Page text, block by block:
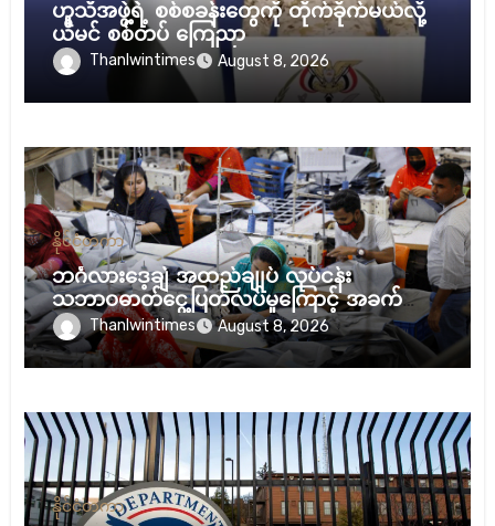
ဟူသီအဖွဲ့ရဲ့ စစ်စခန်းတွေကို တိုက်ခိုက်မယ်လို့
ယီမင် စစ်တပ် ကြေညာ
Thanlwintimes August 8, 2026
နိုင်ငံတကာ
ဘင်္ဂလားဒေ့ချ် အထည်ချုပ် လုပ်ငန်း
သဘာဝဓာတ်ငွေ့ပြတ်လပ်မှုကြောင့် အခက်ကြုံ
နေ
Thanlwintimes August 8, 2026
နိုင်ငံတကာ